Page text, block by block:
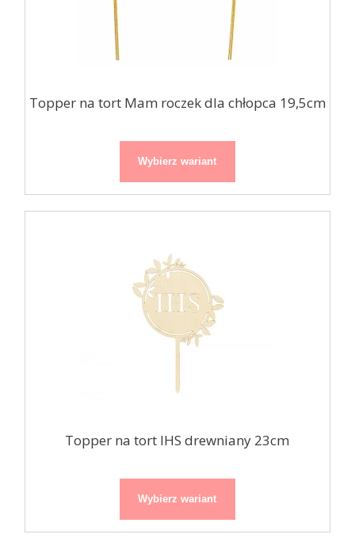
Topper na tort Mam roczek dla chłopca 19,5cm
Wybierz wariant
Topper na tort IHS drewniany 23cm
Wybierz wariant